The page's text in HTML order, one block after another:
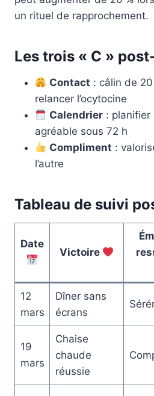
un rituel de rapprochement.
Les trois « C »
Contact : câlin de
relancer l’ocytocine
Calendrier : planifier
agréable sous 72 h
Compliment :
l’autre
Tableau de suivi
Date
Victoire
12
mars
Dîner sans
écrans
19
mars
Chaise
chaude
réussie